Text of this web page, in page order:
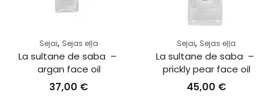
Sejai, Sejas eļļa
La sultane de saba  –
argan face oil
37,00 €
Sejai, Sejas eļļa
La sultane de saba  –
prickly pear face oil
45,00 €